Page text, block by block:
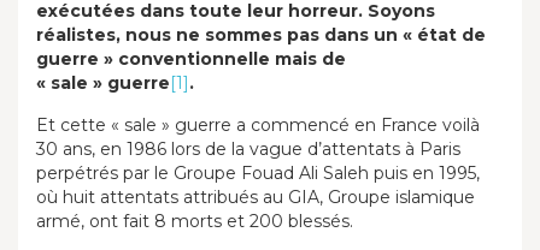
exécutées dans toute leur horreur. Soyons
réalistes, nous ne sommes pas dans un « état de
guerre » conventionnelle mais de
« sale » guerre[1].
Et cette « sale » guerre a commencé en France voilà
30 ans, en 1986 lors de la vague d’attentats à Paris
perpétrés par le Groupe Fouad Ali Saleh puis en 1995,
où huit attentats attribués au GIA, Groupe islamique
armé, ont fait 8 morts et 200 blessés.